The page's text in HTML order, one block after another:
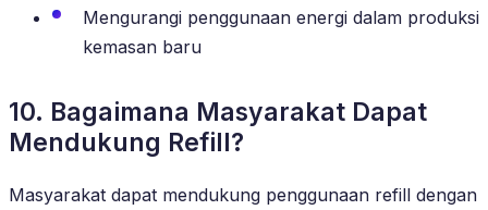
Mengurangi penggunaan energi dalam produksi
kemasan baru
10. Bagaimana Masyarakat Dapat
Mendukung Refill?
Masyarakat dapat mendukung penggunaan refill dengan